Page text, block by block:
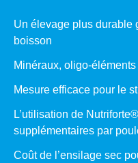
Un élevage plus durable
boisson
Minéraux, oligo-
Mesure efficace pour le
L’utilisation de
supplémentaires par
Coût de l’ensilage sec